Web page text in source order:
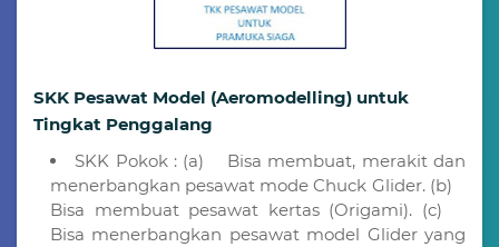
SKK Pesawat Model (Aeromodelling) untuk
Tingkat Penggalang
SKK Pokok : (a) Bisa membuat, merakit dan
menerbangkan pesawat mode Chuck Glider. (b)
Bisa membuat pesawat kertas (Origami). (c)
Bisa menerbangkan pesawat model Glider yang